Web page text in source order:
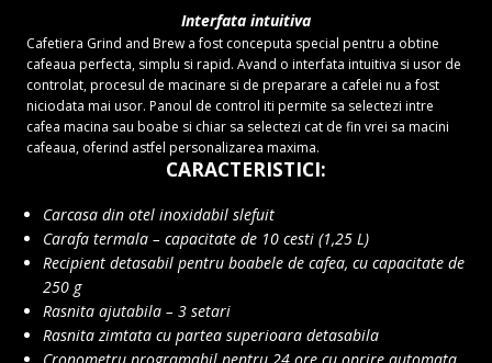
Interfata intuitiva
Cafetiera Grind and Brew a fost conceputa special pentru a obtine
cafeaua perfecta, simplu si rapid. Avand o interfata intuitiva si usor de
controlat, procesul de macinare si de preparare a cafelei nu a fost
niciodata mai usor. Panoul de control iti permite sa selectezi intre
cafea macina sau boabe si chiar sa selectezi cat de fin vrei sa macini
cafeaua, oferind astfel personalizarea maxima.
CARACTERISTICI:
Carcasa din otel inoxidabil slefuit
Carafa termala – capacitate de 10 cesti (1,25 L)
Recipient detasabil pentru boabele de cafea, cu capacitate de
250 g
Rasnita ajutabila – 3 setari
Rasnita zimtata cu partea superioara detasabila